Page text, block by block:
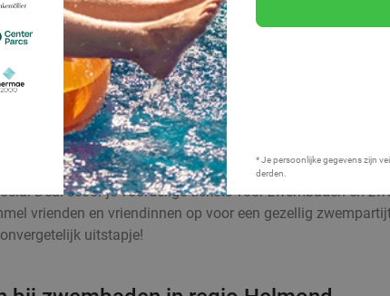
* Je persoonlijke gegevens zijn
derden.
Deal scoor je voordelige tickets voor zwembaden en
vrienden en vriendinnen op voor een gezellig
uitstapje!